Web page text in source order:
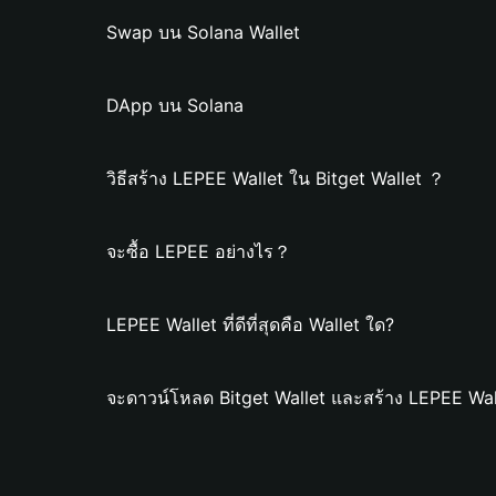
Swap บน Solana Wallet
DApp บน Solana
วิธีสร้าง LEPEE Wallet ใน Bitget Wallet ？
จะซื้อ LEPEE อย่างไร？
LEPEE Wallet ที่ดีที่สุดคือ Wallet ใด?
จะดาวน์โหลด Bitget Wallet และสร้าง LEPEE